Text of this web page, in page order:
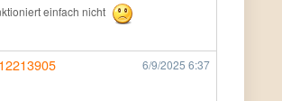
einfach nicht
6/9/2025 6:37